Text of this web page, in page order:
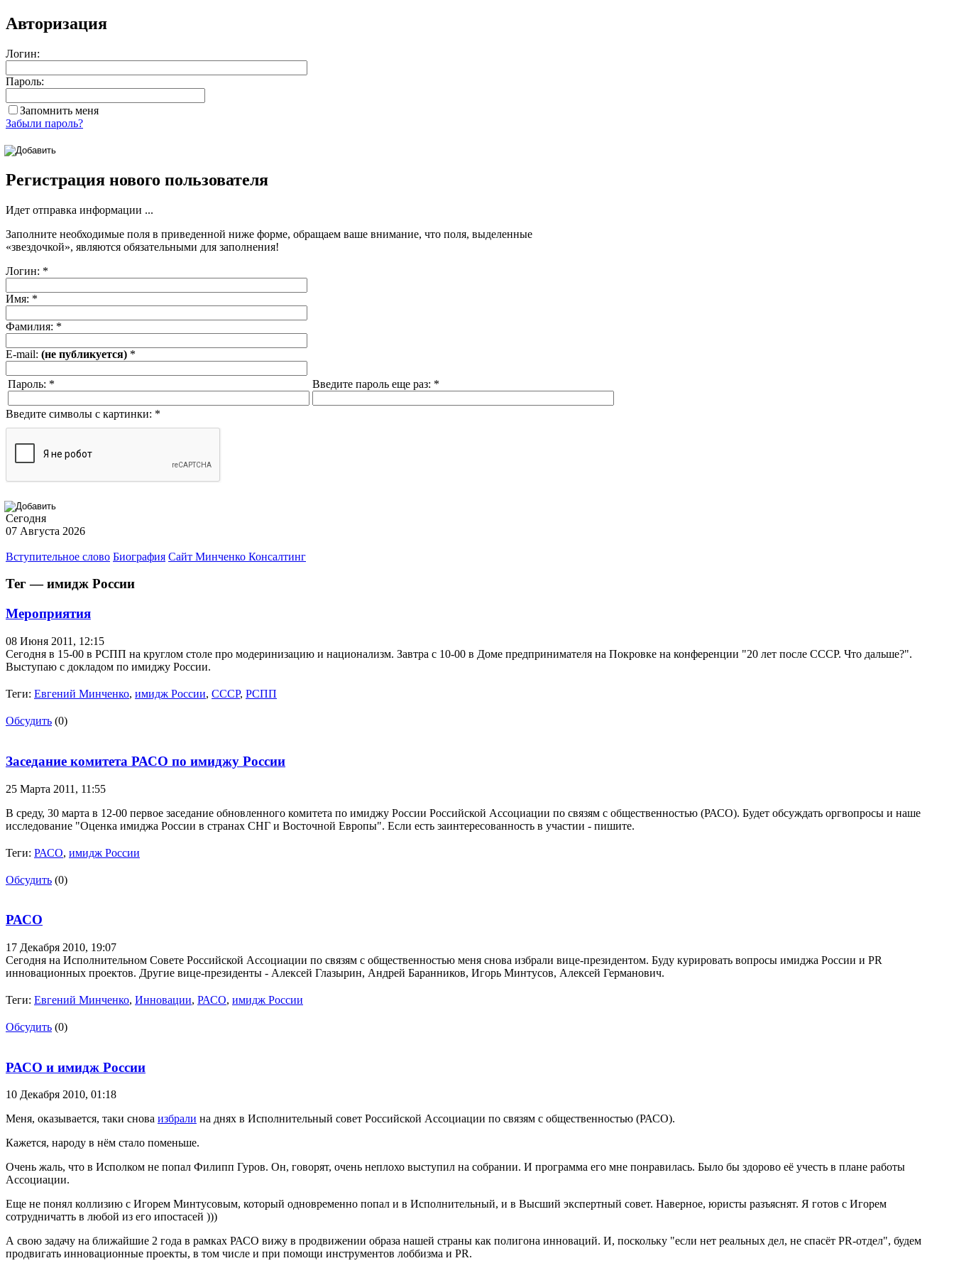
Авторизация
Логин:
Пароль:
Запомнить меня
Забыли пароль?
Регистрация нового пользователя
Идет отправка информации ...
Заполните необходимые поля в приведенной ниже форме, обращаем ваше внимание, что поля, выделенные
«звездочкой», являются обязательными для заполнения!
Логин: *
Имя: *
Фамилия: *
E-mail: (не публикуется) *
Пароль: * Введите пароль еще раз: *
Введите символы с картинки: *
Сегодня
07 Августа 2026
Вступительное слово Биография Сайт Минченко Консалтинг
Тег — имидж России
Мероприятия
08 Июня 2011, 12:15
Сегодня в 15-00 в РСПП на круглом столе про модеринизацию и национализм. Завтра с 10-00 в Доме предпринимателя на Покровке на конференции "20 лет после СССР. Что дальше?".
Выступаю с докладом по имиджу России.
Теги: Евгений Минченко, имидж России, СССР, РСПП
Обсудить (0)
Заседание комитета РАСО по имиджу России
25 Марта 2011, 11:55
В среду, 30 марта в 12-00 первое заседание обновленного комитета по имиджу России Российской Ассоциации по связям с общественностью (РАСО). Будет обсуждать оргвопросы и наше
исследование "Оценка имиджа России в странах СНГ и Восточной Европы". Если есть заинтересованность в участии - пишите.
Теги: РАСО, имидж России
Обсудить (0)
РАСО
17 Декабря 2010, 19:07
Сегодня на Исполнительном Совете Российской Ассоциации по связям с общественностью меня снова избрали вице-президентом. Буду курировать вопросы имиджа России и PR
инновационных проектов. Другие вице-президенты - Алексей Глазырин, Андрей Баранников, Игорь Минтусов, Алексей Германович.
Теги: Евгений Минченко, Инновации, РАСО, имидж России
Обсудить (0)
РАСО и имидж России
10 Декабря 2010, 01:18
Меня, оказывается, таки снова избрали на днях в Исполнительный совет Российской Ассоциации по связям с общественностью (РАСО).
Кажется, народу в нём стало поменьше.
Очень жаль, что в Исполком не попал Филипп Гуров. Он, говорят, очень неплохо выступил на собрании. И программа его мне понравилась. Было бы здорово её учесть в плане работы
Ассоциации.
Еще не понял коллизию с Игорем Минтусовым, который одновременно попал и в Исполнительный, и в Высший экспертный совет. Наверное, юристы разъяснят. Я готов с Игорем
сотрудничатть в любой из его ипостасей )))
А свою задачу на ближайшие 2 года в рамках РАСО вижу в продвижении образа нашей страны как полигона инноваций. И, поскольку "если нет реальных дел, не спасёт PR-отдел", будем
продвигать инновационные проекты, в том числе и при помощи инструментов лоббизма и PR.